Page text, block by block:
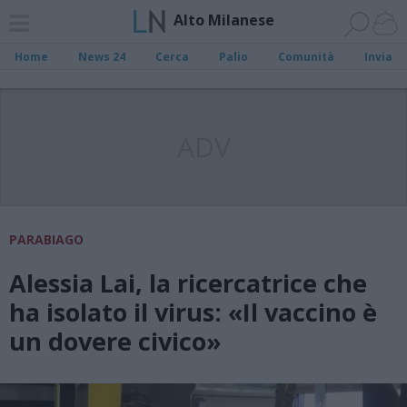
Alto Milanese
Home News 24 Cerca Palio Comunità Invia
PARABIAGO
Alessia Lai, la ricercatrice che
ha isolato il virus: «Il vaccino è
un dovere civico»